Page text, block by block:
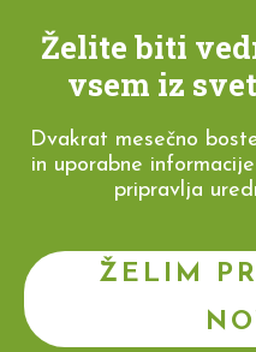
Želite biti
vsem iz
Dvakrat mesečno
in uporabne
pripravlja
ŽELIM